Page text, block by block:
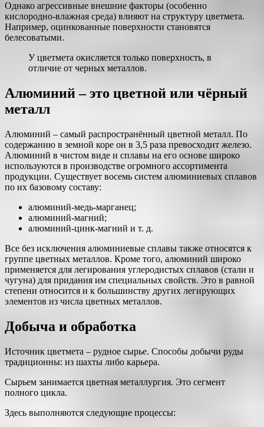
Однако агрессивные внешние факторы (особенно
кислородно-влажная среда) влияют на структуру цветмета.
Например, оцинкованные поверхности становятся
белесоватыми.
У цветмета окисляется только поверхность, в
отличие от черных металлов.
Алюминий – это цветной или чёрный
металл
Алюминий – самый распространённый цветной металл. По
содержанию в земной коре он в 3,5 раза превосходит железо.
Алюминий в чистом виде и сплавы на его основе широко
используются в производстве огромного ассортимента
продукции. Существует восемь систем алюминиевых сплавов
по их базовому составу:
алюминий-медь-марганец;
алюминий-магний;
алюминий-цинк-магний и т. д.
Все без исключения алюминиевые сплавы также относятся к
группе цветных металлов. Кроме того, алюминий широко
применяется для легирования углеродистых сплавов (стали и
чугуна) для придания им специальных свойств. Это в равной
степени относится и к большинству других легирующих
элементов из числа цветных металлов.
Добыча и обработка
Источник цветмета – рудное сырье. Способы добычи руды
традиционны: из шахты либо карьера.
Сырьем занимается цветная металлургия. Это сегмент
полного цикла.
Здесь выполняются следующие процессы: